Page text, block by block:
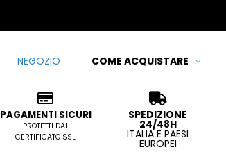
NEGOZIO COME ACQUISTARE
PAGAMENTI SICURI
PROTETTI DAL
CERTIFICATO SSL
SPEDIZIONE
24/48H
ITALIA E PAESI
EUROPEI